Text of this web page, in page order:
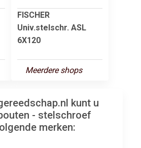
FISCHER
Univ.stelschr. ASL
6X120
Meerdere shops
kunt u
- stelschroef
merken: